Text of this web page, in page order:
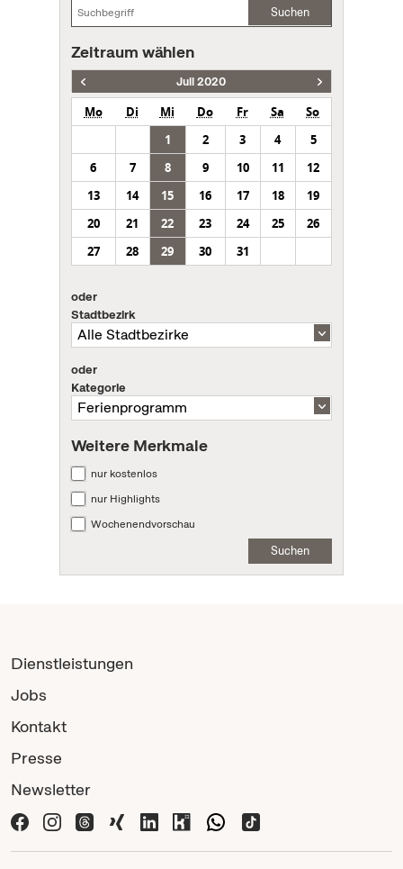
Suchen
Zeitraum wählen
Juli 2020
Mo Di Mi Do Fr Sa
So
1
2 3 4
5
6
7 8 9 10 11
12
13
14 15 16 17 18
19
20
21 22 23 24 25
26
27
28 29 30 31
oder
Stadtbezirk
oder
Kategorie
Weitere Merkmale
nur kostenlos
nur Highlights
Wochenendvorschau
Suchen
Dienstleistungen
Jobs
Kontakt
Presse
Newsletter